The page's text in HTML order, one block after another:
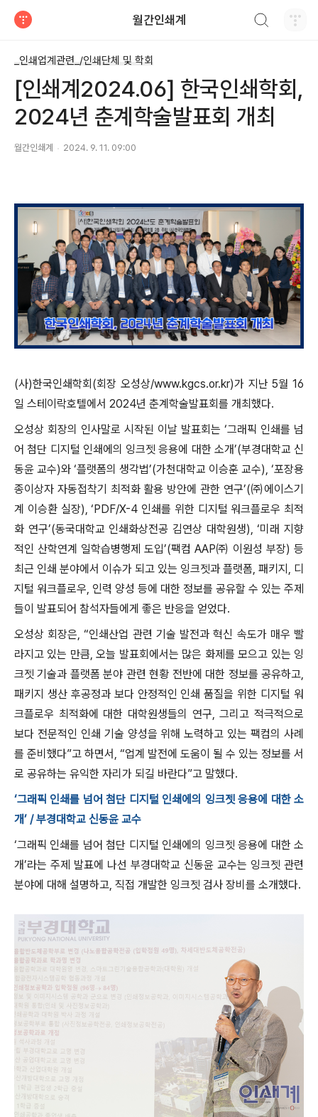
월간인쇄계
_인쇄업계관련_/인쇄단체 및 학회
[인쇄계2024.06] 한국인쇄학회,
2024년 춘계학술발표회 개최
월간인쇄계 2024. 9. 11. 09:00
(사)한국인쇄학회(회장 오성상/www.kgcs.or.kr)가 지난 5월 16
일 스테이락호텔에서 2024년 춘계학술발표회를 개최했다.
오성상 회장의 인사말로 시작된 이날 발표회는 ‘그래픽 인쇄를 넘
어 첨단 디지털 인쇄에의 잉크젯 응용에 대한 소개’(부경대학교 신
동윤 교수)와 ‘플랫폼의 생각법’(가천대학교 이승훈 교수), ‘포장용
종이상자 자동접착기 최적화 활용 방안에 관한 연구’(㈜에이스기
계 이승환 실장), ‘PDF/X-4 인쇄를 위한 디지털 워크플로우 최적
화 연구’(동국대학교 인쇄화상전공 김연상 대학원생), ‘미래 지향
적인 산학연계 일학습병행제 도입’(팩컴 AAP㈜ 이원성 부장) 등
최근 인쇄 분야에서 이슈가 되고 있는 잉크젯과 플랫폼, 패키지, 디
지털 워크플로우, 인력 양성 등에 대한 정보를 공유할 수 있는 주제
들이 발표되어 참석자들에게 좋은 반응을 얻었다.
오성상 회장은, “인쇄산업 관련 기술 발전과 혁신 속도가 매우 빨
라지고 있는 만큼, 오늘 발표회에서는 많은 화제를 모으고 있는 잉
크젯 기술과 플랫폼 분야 관련 현황 전반에 대한 정보를 공유하고,
패키지 생산 후공정과 보다 안정적인 인쇄 품질을 위한 디지털 워
크플로우 최적화에 대한 대학원생들의 연구, 그리고 적극적으로
보다 전문적인 인쇄 기술 양성을 위해 노력하고 있는 팩컴의 사례
를 준비했다”고 하면서, “업계 발전에 도움이 될 수 있는 정보를 서
로 공유하는 유익한 자리가 되길 바란다”고 말했다.
‘그래픽 인쇄를 넘어 첨단 디지털 인쇄에의 잉크젯 응용에 대한 소
개’ / 부경대학교 신동윤 교수
‘그래픽 인쇄를 넘어 첨단 디지털 인쇄에의 잉크젯 응용에 대한 소
개’라는 주제 발표에 나선 부경대학교 신동윤 교수는 잉크젯 관련
분야에 대해 설명하고, 직접 개발한 잉크젯 검사 장비를 소개했다.